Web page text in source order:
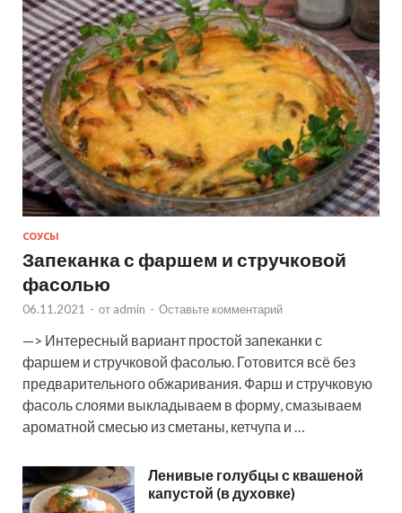
СОУСЫ
Запеканка с фаршем и стручковой
фасолью
06.11.2021 - от admin - Оставьте комментарий
—> Интересный вариант простой запеканки с
фаршем и стручковой фасолью. Готовится всё без
предварительного обжаривания. Фарш и стручковую
фасоль слоями выкладываем в форму, смазываем
ароматной смесью из сметаны, кетчупа и …
Ленивые голубцы с квашеной
капустой (в духовке)